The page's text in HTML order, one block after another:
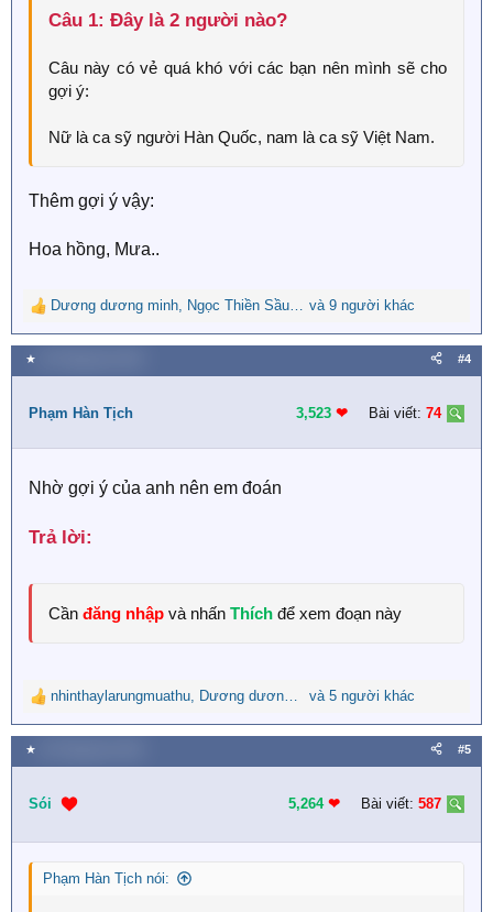
Câu 1: Đây là 2 người nào?​
Câu này có vẻ quá khó với các bạn nên mình sẽ cho
gợi ý:
Nữ là ca sỹ người Hàn Quốc, nam là ca sỹ Việt Nam.
Thêm gợi ý vậy:
Hoa hồng, Mưa..
R
e
a
c
i
n
:
Dương dương minh, Ngọc Thiền Sầu,Dana Lê
và 9 người khác
★ #4
Phạm Hàn Tịch 3,523 ❤︎ Bài viết: 74
Nhờ gợi ý của anh nên em đoán
Trả lời:​
Cần đăng nhập và nhấn Thích để xem đoạn này
R
e
a
c
i
n
s
nhinthaylarungmuathu, Dương dương minh ,Ngọc Thiền Sầu
và 5 người khác
★ #5
Sói 5,264 ❤︎ Bài viết: 587
Phạm Hàn Tịch nói: